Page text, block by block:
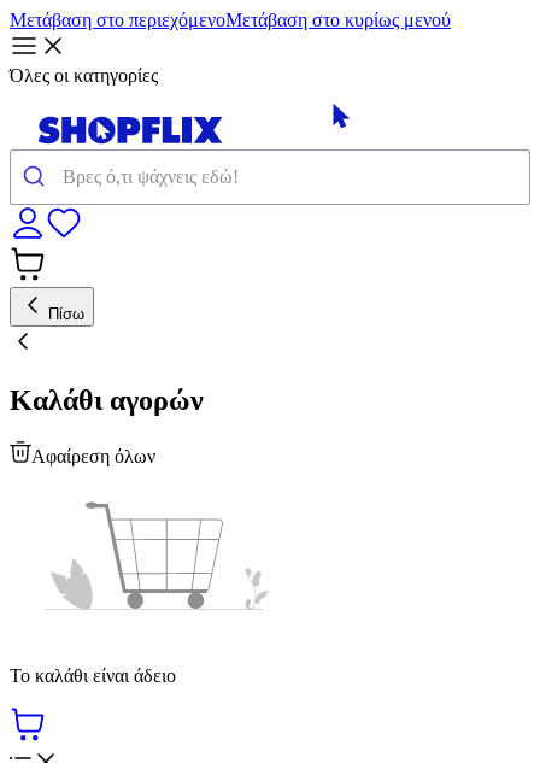
Μετάβαση στο περιεχόμενοΜετάβαση στο κυρίως μενού
Όλες οι κατηγορίες
Πίσω
Καλάθι αγορών
Αφαίρεση όλων
Το καλάθι είναι άδειο